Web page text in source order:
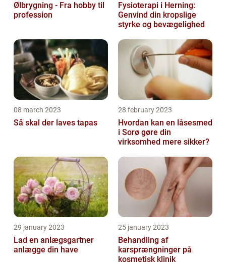
Ølbrygning - Fra hobby til
profession
Fysioterapi i Herning:
Genvind din kropslige
styrke og bevægelighed
08 march 2023
Så skal der laves tapas
28 february 2023
Hvordan kan en låsesmed
i Sorø gøre din
virksomhed mere sikker?
29 january 2023
Lad en anlægsgartner
anlægge din have
25 january 2023
Behandling af
karsprængninger på
kosmetisk klinik